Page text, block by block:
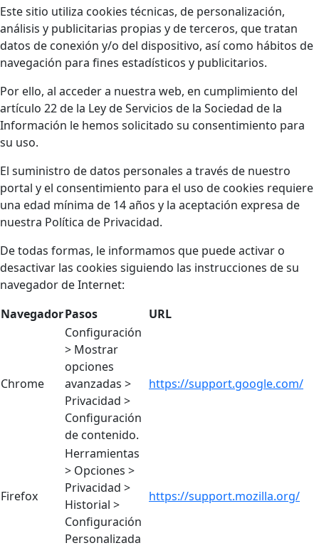
Este sitio utiliza cookies técnicas, de personalización,
análisis y publicitarias propias y de terceros, que tratan
datos de conexión y/o del dispositivo, así como hábitos de
navegación para fines estadísticos y publicitarios.
Por ello, al acceder a nuestra web, en cumplimiento del
artículo 22 de la Ley de Servicios de la Sociedad de la
Información le hemos solicitado su consentimiento para
su uso.
El suministro de datos personales a través de nuestro
portal y el consentimiento para el uso de cookies requiere
una edad mínima de 14 años y la aceptación expresa de
nuestra Política de Privacidad.
De todas formas, le informamos que puede activar o
desactivar las cookies siguiendo las instrucciones de su
navegador de Internet:
NavegadorPasos URL
Chrome
Configuración
> Mostrar
opciones
avanzadas >
Privacidad >
Configuración
de contenido.
https://support.google.com/
Firefox
Herramientas
> Opciones >
Privacidad >
Historial >
Configuración
Personalizada
https://support.mozilla.org/